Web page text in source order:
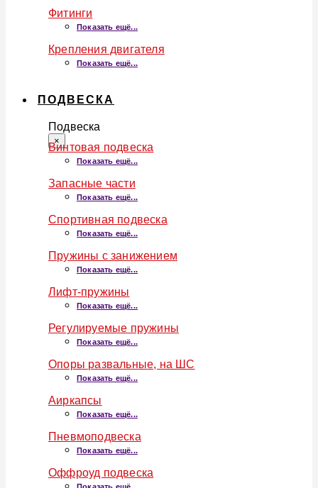
Фитинги
Показать ещё...
Крепления двигателя
Показать ещё...
ПОДВЕСКА
Подвеска
×
Винтовая подвеска
Показать ещё...
Запасные части
Показать ещё...
Спортивная подвеска
Показать ещё...
Пружины с занижением
Показать ещё...
Лифт-пружины
Показать ещё...
Регулируемые пружины
Показать ещё...
Опоры развальные, на ШС
Показать ещё...
Аиркапсы
Показать ещё...
Пневмоподвеска
Показать ещё...
Оффроуд подвеска